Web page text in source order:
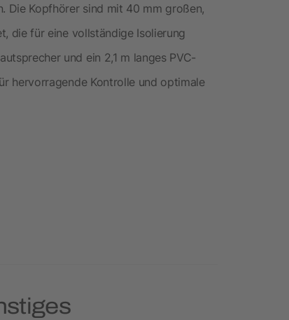
Die Kopfhörer sind mit 40 mm großen,
die für eine vollständige Isolierung
und ein 2,1 m langes PVC-
hervorragende Kontrolle und optimale